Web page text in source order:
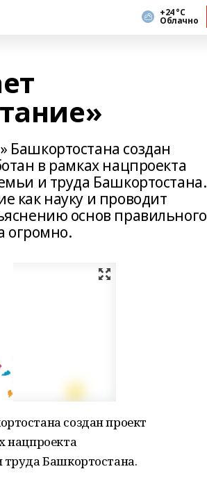
+24 °С
Облачно
Башкортостана создан
в рамках нацпроекта
и труда Башкортостана.
как науку и проводит
основ правильного
огромно.
создан проект
нацпроекта
труда Башкортостана.